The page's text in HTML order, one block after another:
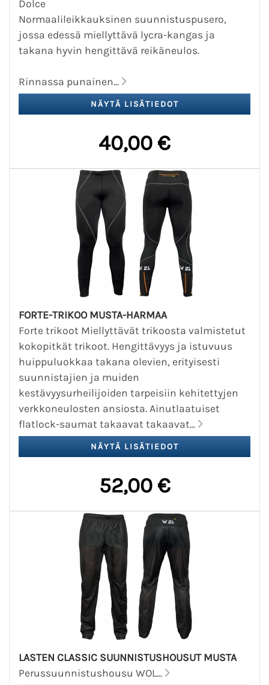
Dolce
Normaalileikkauksinen suunnistuspusero,
jossa edessä miellyttävä lycra-kangas ja
takana hyvin hengittävä reikäneulos.
Rinnassa punainen...
40,00 €
FORTE-TRIKOO MUSTA-HARMAA
Forte trikoot Miellyttävät trikoosta valmistetut
kokopitkät trikoot. Hengittävyys ja istuvuus
huippuluokkaa takana olevien, erityisesti
suunnistajien ja muiden
kestävyysurheilijoiden tarpeisiin kehitettyjen
verkkoneulosten ansiosta. Ainutlaatuiset
flatlock-saumat takaavat takaavat...
52,00 €
LASTEN CLASSIC SUUNNISTUSHOUSUT MUSTA
Perussuunnistushousu WOL...